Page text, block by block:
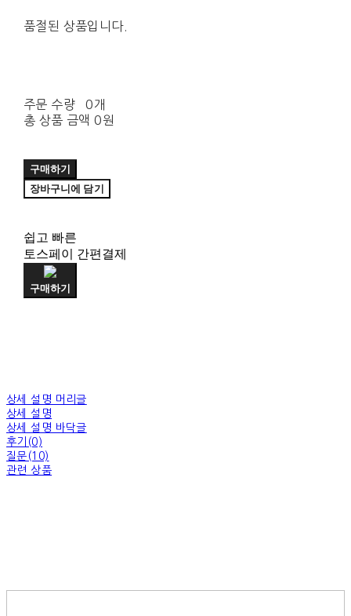
품절된 상품입니다.
주문 수량
0개
총 상품 금액 0원
구매하기
장바구니에 담기
쉽고 빠른
토스페이 간편결제
구매하기
상세 설명 머리글
상세 설명
상세 설명 바닥글
후기(0)
질문(10)
관련 상품